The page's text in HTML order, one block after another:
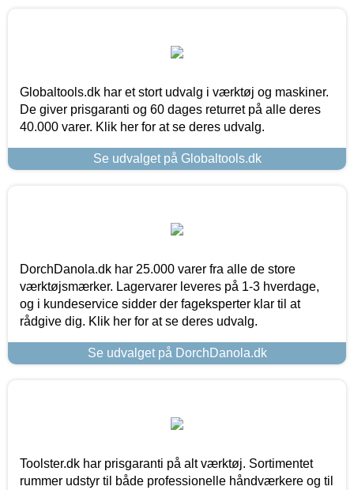
Globaltools.dk har et stort udvalg i værktøj og maskiner.
De giver prisgaranti og 60 dages returret på alle deres
40.000 varer. Klik her for at se deres udvalg.
Se udvalget på Globaltools.dk
DorchDanola.dk har 25.000 varer fra alle de store
værktøjsmærker. Lagervarer leveres på 1-3 hverdage,
og i kundeservice sidder der fageksperter klar til at
rådgive dig. Klik her for at se deres udvalg.
Se udvalget på DorchDanola.dk
Toolster.dk har prisgaranti på alt værktøj. Sortimentet
rummer udstyr til både professionelle håndværkere og til